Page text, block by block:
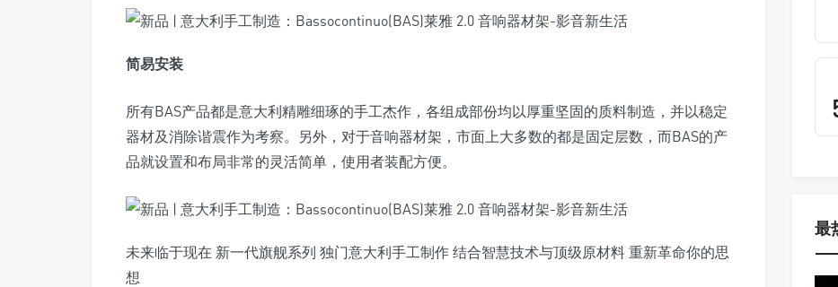
简易安装
所有BAS产品都是意大利精雕细琢的手工杰作，各组成部份均以厚重坚固的质料制造，并以稳定
器材及消除谐震作为考察。另外，对于音响器材架，市面上大多数的都是固定层数，而BAS的产
品就设置和布局非常的灵活简单，使用者装配方便。
未来临于现在 新一代旗舰系列 独门意大利手工制作 结合智慧技术与顶级原材料 重新革命你的思
想
最